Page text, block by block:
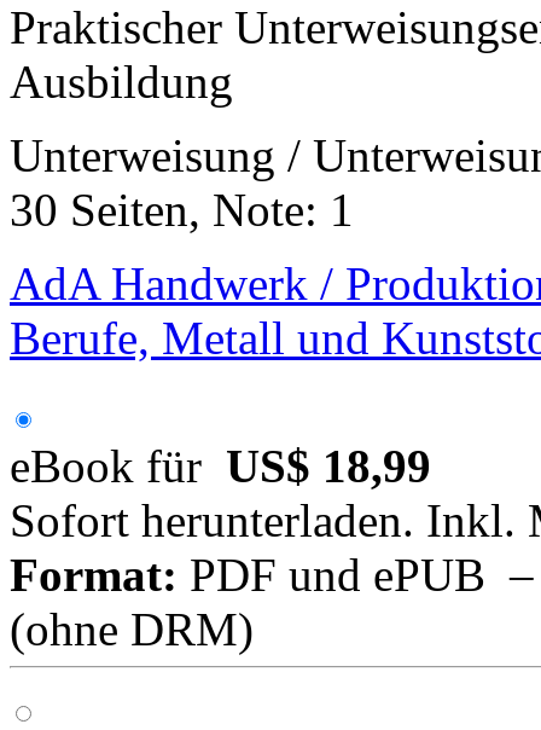
Praktischer
Ausbildung
Unterweisung /
30 Seiten, Note: 1
AdA Handwerk /
Berufe, Metall und
eBook für US$ 18,99
Sofort herunterladen. Inkl.
Format: PDF und ePUB
(ohne DRM)